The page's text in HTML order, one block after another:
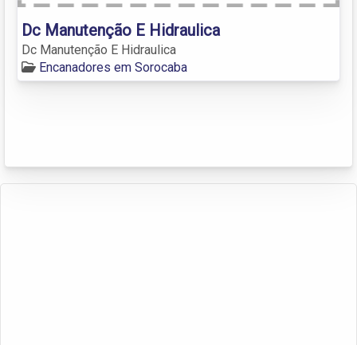
Dc Manutenção E Hidraulica
Dc Manutenção E Hidraulica
Encanadores em Sorocaba